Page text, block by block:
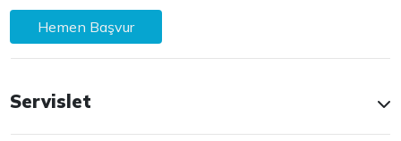
Hemen Başvur
Servislet